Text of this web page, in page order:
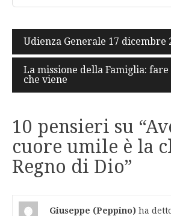
Navigazione
articoli
Udienza Generale 17 dicembre
La missione della Famiglia: fare
che viene
10 pensieri su “
cuore umile è la
Regno di Dio”
Giuseppe (Peppino) ha